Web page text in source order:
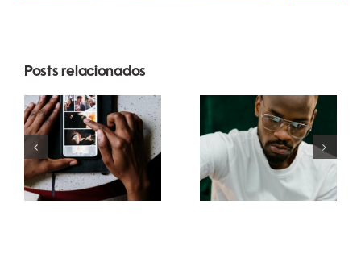
Posts relacionados
Melhores
apps para
animar fotos
e criar posts
envolventes
no
Top 17 Dicas
Avançadas
para
Entender o
Algoritmo